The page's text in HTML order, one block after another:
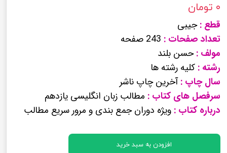
۰ تومان
قطع :جیبی
تعداد صفحات : 243 صفحه
مولف :حسن بلند
رشته : کلیه رشته ها
سال چاپ :آخرین چاپ ناشر
سرفصل های کتاب : مطالب زبان انگلیسی یازدهم
درباره کتاب : ویژه دوران جمع بندی و مرور سریع مطالب
افزودن به سبد خرید